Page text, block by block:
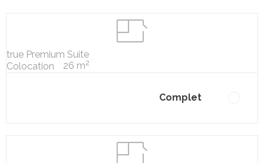
true Premium Suite
Colocation
26 m2
Complet